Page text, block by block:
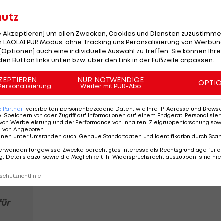
Belgien ist eine Topliga, Genk ist ein toller Klub
Sattlberger.
bis 2029. Aktuell ist er Teil des ÖFB-U21-
Fix! SK Rapid leiht
Stürmer von Stoke
City aus
Akzeptieren] um allen Zwecken, Cookies und Diensten
PUR Modus, ohne Tracking uns Peronsalisierung von
auch eine individuelle Auswahl zu treffen. Sie können
Button links unten bzw. über den Link in der Fußzeile anpassen.
NUR NOTWENDIGE
Weiter mit PUR-Abo
Partner verarbeiten personenbezogene Daten, wie Ihre IP-Adresse und
: Speichern von oder Zugriff auf Informationen auf einem Endgerät;
Werbeleistung und der Performance von Inhalten, Zielgruppenforschung
von Angeboten
unter Umständen auch: Genaue Standortdaten und Identifikation durch
für gewisse Zwecke berechtigtes Interesse als Rechtsgrundlage für
Details dazu, sowie die Möglichkeit Ihr Widerspruchsrecht auszuüben, sind